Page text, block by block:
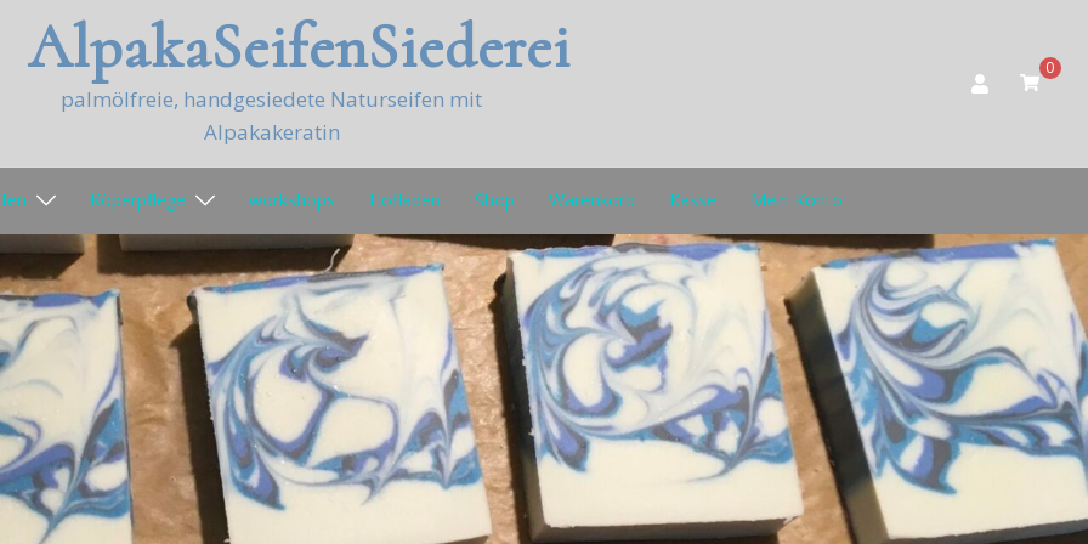
AlpakaSeifenSiederei
palmölfreie, handgesiedete Naturseifen mit
Alpakakeratin
0
Köperpflege workshops Hofladen Shop Warenkorb Kasse Mein Konto